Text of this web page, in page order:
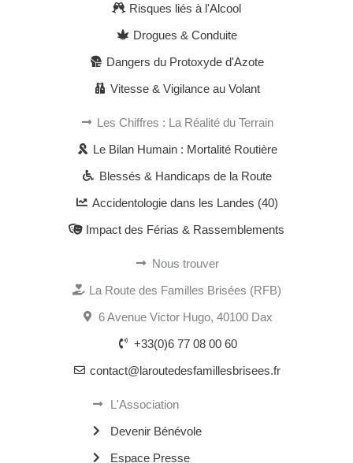
Risques liés à l'Alcool
Drogues & Conduite
Dangers du Protoxyde d'Azote
Vitesse & Vigilance au Volant
Les Chiffres : La Réalité du Terrain
Le Bilan Humain : Mortalité Routière
Blessés & Handicaps de la Route
Accidentologie dans les Landes (40)
Impact des Férias & Rassemblements
Nous trouver
La Route des Familles Brisées (RFB)
6 Avenue Victor Hugo, 40100 Dax
+33(0)6 77 08 00 60
contact@laroutedesfamillesbrisees.fr
L'Association
Devenir Bénévole
Espace Presse